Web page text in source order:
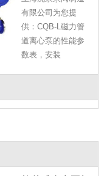
有限公司为您提
供：CQB-L磁力管
道离心泵的性能参
数表，安装